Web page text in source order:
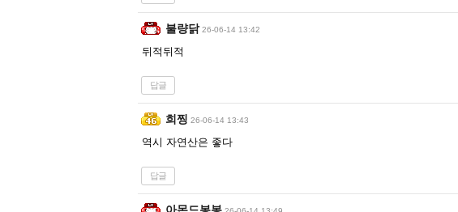
불량닭 26-06-14 13:42
뒤적뒤적
답글
희찡 26-06-14 13:43
역시 자연산은 좋다
답글